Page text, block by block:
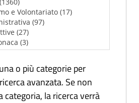
o più categorie per
avanzata. Se non
categoria, la ricerca verrà